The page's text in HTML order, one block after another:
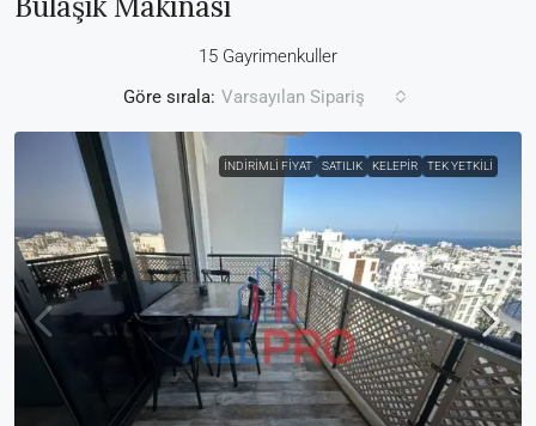
15 Gayrimenkuller
Göre sırala: Varsayılan Sipariş
İNDIRIMLI FIYAT SATILIK KELEPIR TEK YETKILI